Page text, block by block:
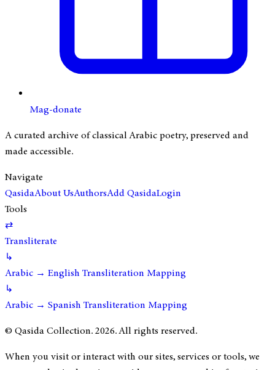
Mag-donate
A curated archive of classical Arabic poetry, preserved and
made accessible.
Navigate
QasidaAbout UsAuthorsAdd QasidaLogin
Tools
⇄
Transliterate
↳
Arabic → English Transliteration Mapping
↳
Arabic → Spanish Transliteration Mapping
© Qasida Collection.2026. All rights reserved.
When you visit or interact with our sites, services or tools, we